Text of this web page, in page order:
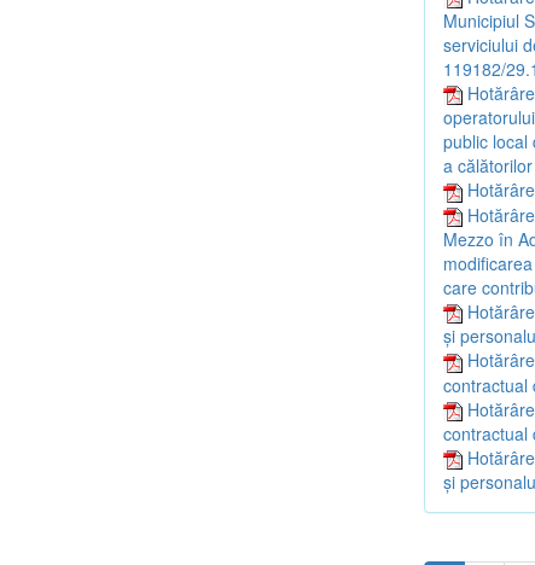
Municipiul
serviciului
119182/
public local
a călătorilor
Mezzo în
care
și
contractual
contractual
și